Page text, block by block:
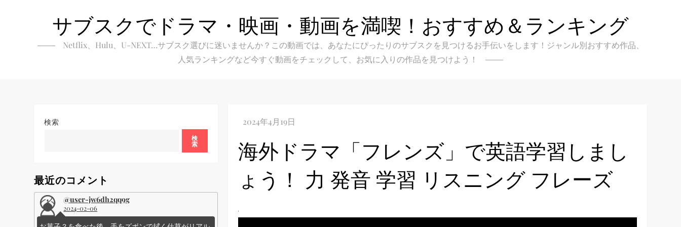
サブスクでドラマ・映画・動画を満喫！おすすめ＆ランキング
Netflix、Hulu、U-NEXT…サブスク選びに迷いませんか？この動画では、あなたにぴったりのサブスクを見つけるお手伝いをします！ジャンル別おすすめ作品、
人気ランキングなど今すぐ動画をチェックして、お気に入りの作品を見つけよう！
海外ドラマ「フレンズ」で英語学習しまし
ょう！ 力 発音 学習 リスニング フレーズ
検索
検
索
最近のコメント
@user-jw6dh2qq9g
2024-02-06